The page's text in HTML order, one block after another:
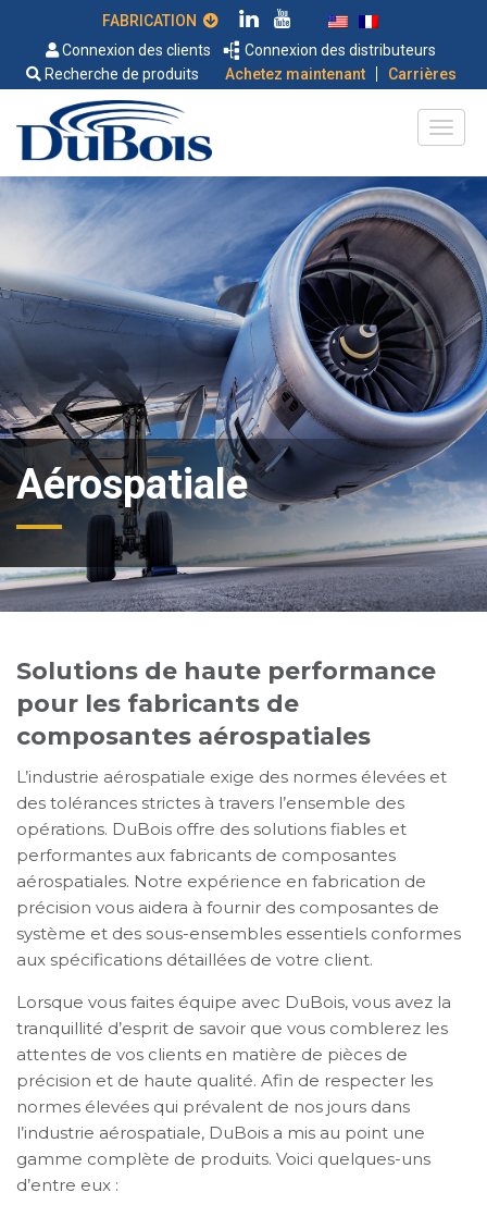
Connexion des clients
Connexion des distributeurs
Recherche de produits
Achetez maintenant | Carrières
Aérospatiale
Solutions de haute performance
pour les fabricants de
composantes aérospatiales
L’industrie aérospatiale exige des normes élevées et
des tolérances strictes à travers l’ensemble des
opérations. DuBois offre des solutions fiables et
performantes aux fabricants de composantes
aérospatiales. Notre expérience en fabrication de
précision vous aidera à fournir des composantes de
système et des sous-ensembles essentiels conformes
aux spécifications détaillées de votre client.
Lorsque vous faites équipe avec DuBois, vous avez la
tranquillité d’esprit de savoir que vous comblerez les
attentes de vos clients en matière de pièces de
précision et de haute qualité. Afin de respecter les
normes élevées qui prévalent de nos jours dans
l’industrie aérospatiale, DuBois a mis au point une
gamme complète de produits. Voici quelques-uns
d’entre eux :